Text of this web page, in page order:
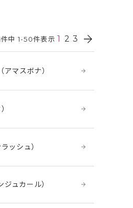
件中 1-50件表示 1 2 3
マスボナ）
ッシュ）
ュカール）